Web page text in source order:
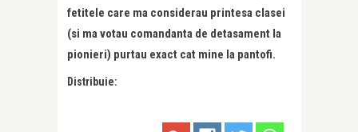
fetitele care ma considerau printesa clasei
(si ma votau comandanta de detasament la
pionieri) purtau exact cat mine la pantofi.
Distribuie: